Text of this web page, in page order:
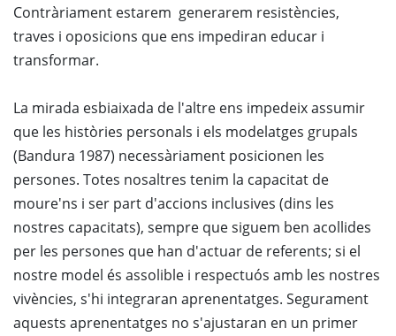
Contràriament estarem generarem resistències,
traves i oposicions que ens impediran educar i
transformar.
La mirada esbiaixada de l'altre ens impedeix assumir
que les històries personals i els modelatges grupals
(Bandura 1987) necessàriament posicionen les
persones. Totes nosaltres tenim la capacitat de
moure'ns i ser part d'accions inclusives (dins les
nostres capacitats), sempre que siguem ben acollides
per les persones que han d'actuar de referents; si el
nostre model és assolible i respectuós amb les nostres
vivències, s'hi integraran aprenentatges. Segurament
aquests aprenentatges no s'ajustaran en un primer